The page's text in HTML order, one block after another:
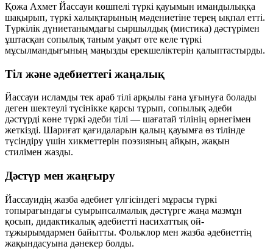
Қожа Ахмет Йассауи көшпелі түркі қауымын имандылыққа
шақырып, түркі халықтарының мәдениетіне терең ықпал етті.
Түркілік дүниетанымдағы сыршылдық (мистика) дәстүрімен
ұштасқан сопылық таным уақыт өте келе түркі
мұсылмандығының маңызды ерекшеліктерін қалыптастырды.
Тіл және әдебиеттегі жаңалық
Йассауи исламды тек араб тілі арқылы ғана ұғынуға болады
деген шектеулі түсінікке қарсы тұрып, сопылық әдеби
дәстүрді көне түркі әдеби тілі — шағатай тілінің өрнегімен
жеткізді. Шариғат қағидаларын қалың қауымға өз тілінде
түсіндіру үшін хикметтерін поэзияның айқын, жақын
стилімен жазды.
Дәстүр мен жаңғыру
Йассауидің жазба әдебиет үлгісіндегі мұрасы түркі
топырағындағы суырыпсалмалық дәстүрге жаңа мазмұн
қосып, дидактикалық әдебиетті насихаттық ой-
тұжырымдармен байытты. Фольклор мен жазба әдебиеттің
жақындасуына дәнекер болды.